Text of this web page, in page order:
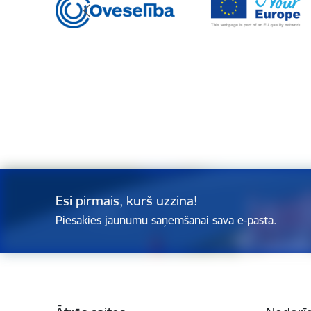
Esi pirmais, kurš uzzina!
Piesakies jaunumu saņemšanai savā e-pastā.